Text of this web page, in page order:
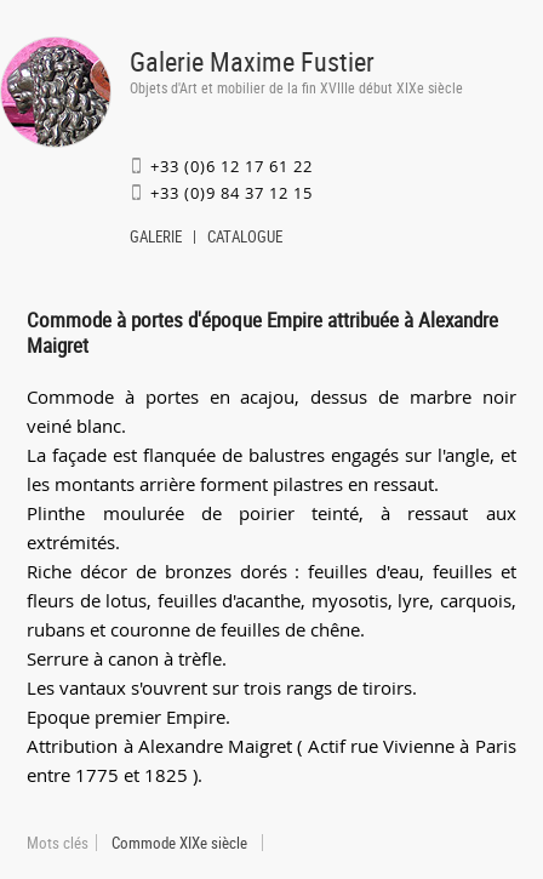
Galerie Maxime Fustier
Objets d'Art et mobilier de la fin XVIIIe début XIXe siècle
+33 (0)6 12 17 61 22
+33 (0)9 84 37 12 15
GALERIE CATALOGUE
Commode à portes d'époque Empire attribuée à Alexandre
Maigret
Commode à portes en acajou, dessus de marbre noir
veiné blanc.
La façade est flanquée de balustres engagés sur l'angle, et
les montants arrière forment pilastres en ressaut.
Plinthe moulurée de poirier teinté, à ressaut aux
extrémités.
Riche décor de bronzes dorés : feuilles d'eau, feuilles et
fleurs de lotus, feuilles d'acanthe, myosotis, lyre, carquois,
rubans et couronne de feuilles de chêne.
Serrure à canon à trèfle.
Les vantaux s'ouvrent sur trois rangs de tiroirs.
Epoque premier Empire.
Attribution à Alexandre Maigret ( Actif rue Vivienne à Paris
entre 1775 et 1825 ).
Mots clés Commode XIXe siècle